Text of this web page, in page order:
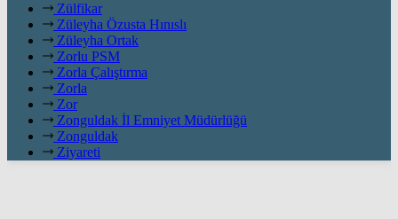
Zülfikar
Züleyha Özusta Hınıslı
Züleyha Ortak
Zorlu PSM
Zorla Çalıştırma
Zorla
Zor
Zonguldak İl Emniyet Müdürlüğü
Zonguldak
Ziyareti